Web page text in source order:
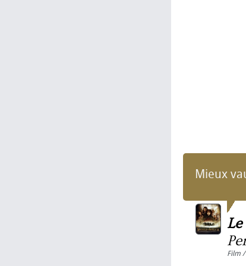
Mieux
Film /